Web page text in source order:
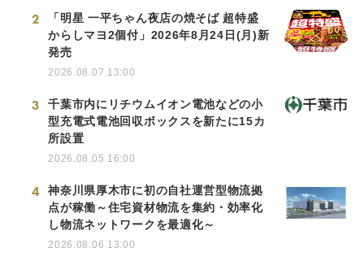
2
「明星 一平ちゃん夜店の焼そば 超特盛
からしマヨ2個付」2026年8月24日(月)新
発売
2026.08.07 13:00
3
千葉市内にリチウムイオン電池などの小
型充電式電池回収ボックスを新たに15カ
所設置
2026.08.05 16:00
4
神奈川県厚木市に初の自社運営型物流拠
点が稼働～住宅資材物流を集約・効率化
し物流ネットワークを最適化～
2026.08.06 13:00